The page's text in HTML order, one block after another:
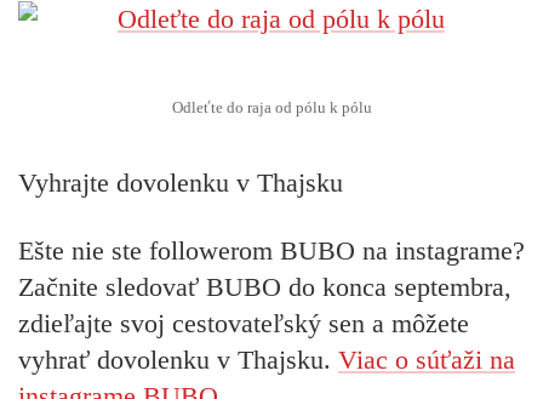
Odleťte do raja od pólu k pólu
Vyhrajte dovolenku v Thajsku
Ešte nie ste followerom BUBO na instagrame?
Začnite sledovať BUBO do konca septembra,
zdieľajte svoj cestovateľský sen a môžete
vyhrať dovolenku v Thajsku. Viac o súťaži na